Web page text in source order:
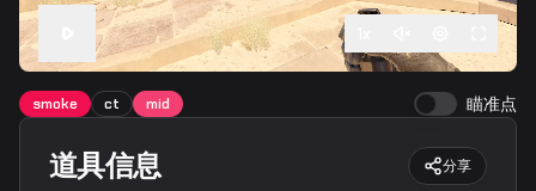
smoke ct mid 瞄准点
道具信息 分享